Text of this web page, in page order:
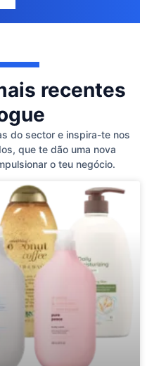
recentes
do sector e inspira-te nos
que te dão uma nova
o teu negócio.